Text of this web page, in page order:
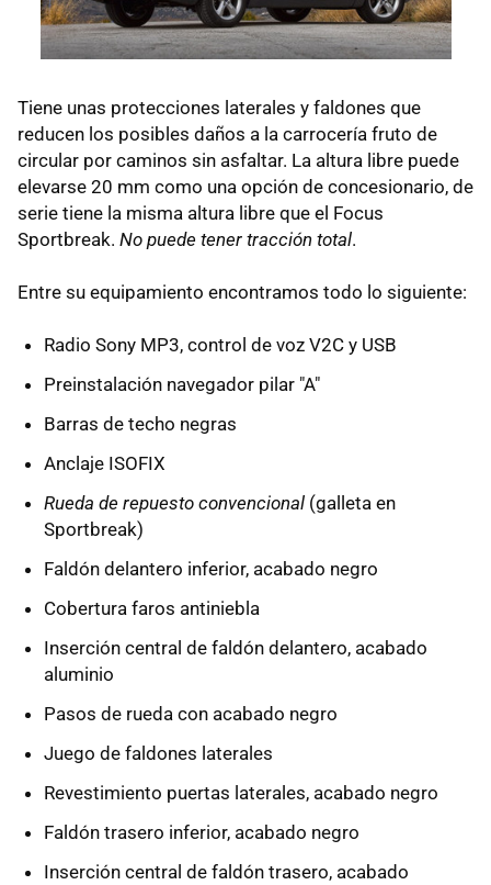
Tiene unas protecciones laterales y faldones que
reducen los posibles daños a la carrocería fruto de
circular por caminos sin asfaltar. La altura libre puede
elevarse 20 mm como una opción de concesionario, de
serie tiene la misma altura libre que el Focus
Sportbreak. No puede tener tracción total.
Entre su equipamiento encontramos todo lo siguiente:
Radio Sony MP3, control de voz V2C y USB
Preinstalación navegador pilar "A"
Barras de techo negras
Anclaje ISOFIX
Rueda de repuesto convencional (galleta en
Sportbreak)
Faldón delantero inferior, acabado negro
Cobertura faros antiniebla
Inserción central de faldón delantero, acabado
aluminio
Pasos de rueda con acabado negro
Juego de faldones laterales
Revestimiento puertas laterales, acabado negro
Faldón trasero inferior, acabado negro
Inserción central de faldón trasero, acabado